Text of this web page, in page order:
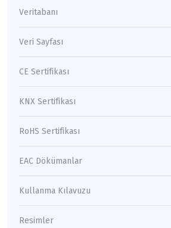
Veritabanı
Veri Sayfası
CE Sertifikası
KNX Sertifikası
RoHS Sertifikası
EAC Dökümanlar
Kullanma Kılavuzu
Resimler